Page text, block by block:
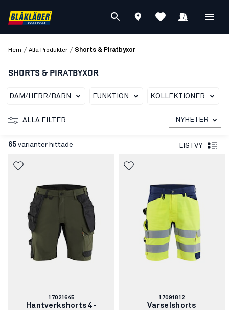
Hem / Alla Produkter / Shorts & Piratbyxor
SHORTS & PIRATBYXOR
DAM/HERR/BARN FUNKTION KOLLEKTIONER
ALLA FILTER NYHETER
65 varianter hittade LISTVY
Artikelnummer:
17021645
Hantverkshorts 4-
Artikelnummer:
17091812
Varselshorts